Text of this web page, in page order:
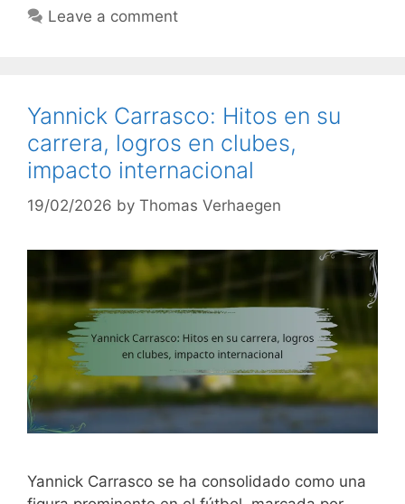
Leave a comment
Yannick Carrasco: Hitos en su
carrera, logros en clubes,
impacto internacional
19/02/2026 by Thomas Verhaegen
Yannick Carrasco se ha consolidado como una